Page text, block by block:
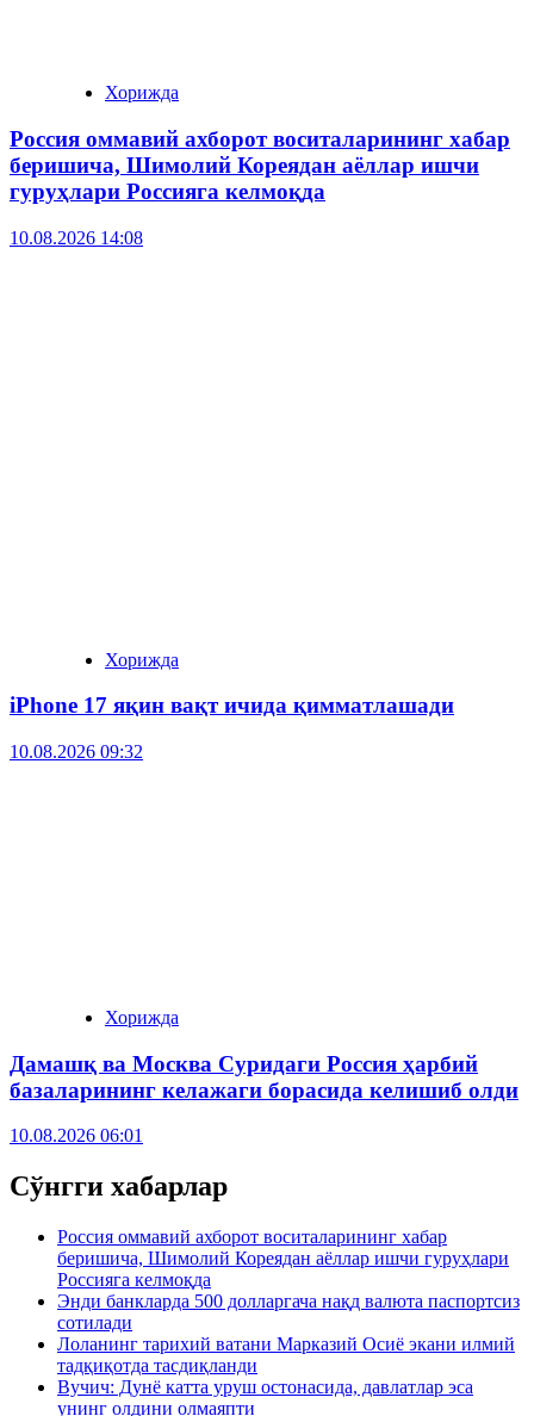
Хорижда
Россия оммавий ахборот воситаларининг хабар
беришича, Шимолий Кореядан аёллар ишчи
гуруҳлари Россияга келмоқда
10.08.2026 14:08
Хорижда
iPhone 17 яқин вақт ичида қимматлашади
10.08.2026 09:32
Хорижда
Дамашқ ва Москва Суридаги Россия ҳарбий
базаларининг келажаги борасида келишиб олди
10.08.2026 06:01
Сўнгги хабарлар
Россия оммавий ахборот воситаларининг хабар
беришича, Шимолий Кореядан аёллар ишчи гуруҳлари
Россияга келмоқда
Энди банкларда 500 долларгача нақд валюта паспортсиз
сотилади
Лоланинг тарихий ватани Марказий Осиё экани илмий
тадқиқотда тасдиқланди
Вучич: Дунё катта уруш остонасида, давлатлар эса
унинг олдини олмаяпти